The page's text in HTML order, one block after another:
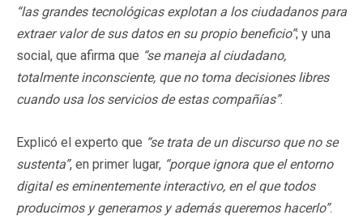
“las grandes tecnológicas explotan a los ciudadanos para
extraer valor de sus datos en su propio beneficio”; y una
social, que afirma que “se maneja al ciudadano,
totalmente inconsciente, que no toma decisiones libres
cuando usa los servicios de estas compañías”.
Explicó el experto que “se trata de un discurso que no se
sustenta”, en primer lugar, “porque ignora que el entorno
digital es eminentemente interactivo, en el que todos
producimos y generamos y además queremos hacerlo”.